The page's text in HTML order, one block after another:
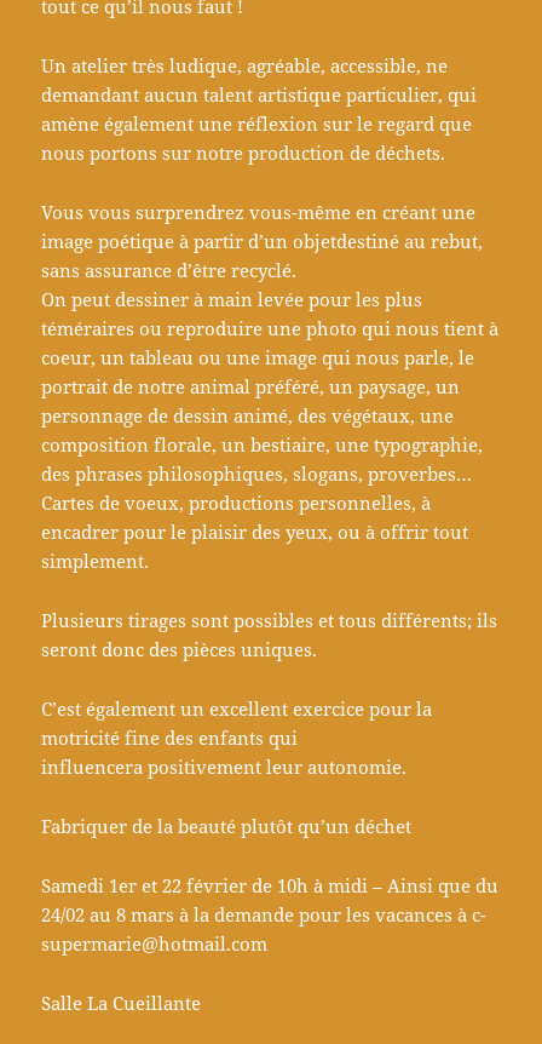
tout ce qu’il nous faut !
Un atelier très ludique, agréable, accessible, ne
demandant aucun talent artistique particulier, qui
amène également une réflexion sur le regard que
nous portons sur notre production de déchets.
Vous vous surprendrez vous-même en créant une
image poétique à partir d’un objetdestiné au rebut,
sans assurance d’être recyclé.
On peut dessiner à main levée pour les plus
téméraires ou reproduire une photo qui nous tient à
coeur, un tableau ou une image qui nous parle, le
portrait de notre animal préféré, un paysage, un
personnage de dessin animé, des végétaux, une
composition florale, un bestiaire, une typographie,
des phrases philosophiques, slogans, proverbes…
Cartes de voeux, productions personnelles, à
encadrer pour le plaisir des yeux, ou à offrir tout
simplement.
Plusieurs tirages sont possibles et tous différents; ils
seront donc des pièces uniques.
C’est également un excellent exercice pour la
motricité fine des enfants qui
influencera positivement leur autonomie.
Fabriquer de la beauté plutôt qu’un déchet
Samedi 1er et 22 février de 10h à midi – Ainsi que du
24/02 au 8 mars à la demande pour les vacances à c-
supermarie@hotmail.com
Salle La Cueillante